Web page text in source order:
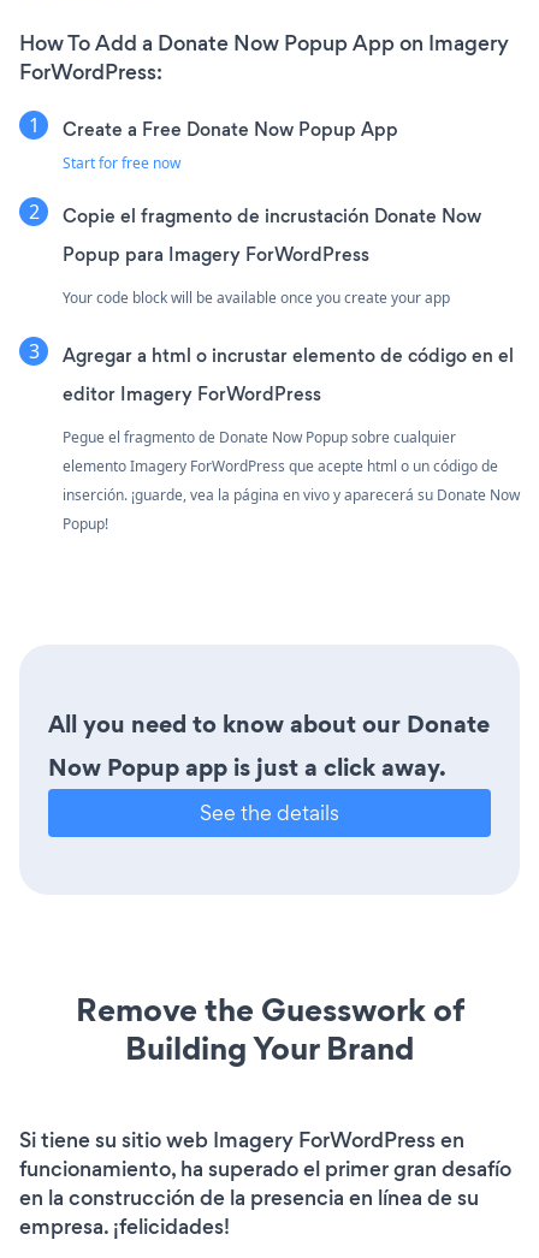
How To Add a Donate Now Popup App on Imagery
ForWordPress:
Create a Free Donate Now Popup App
Start for free now
Copie el fragmento de incrustación Donate Now
Popup para Imagery ForWordPress
Your code block will be available once you create your app
Agregar a html o incrustar elemento de código en el
editor Imagery ForWordPress
Pegue el fragmento de Donate Now Popup sobre cualquier
elemento Imagery ForWordPress que acepte html o un código de
inserción. ¡guarde, vea la página en vivo y aparecerá su Donate Now
Popup!
All you need to know about our Donate
Now Popup app is just a click away.
See the details
Remove the Guesswork of
Building Your Brand
Si tiene su sitio web Imagery ForWordPress en
funcionamiento, ha superado el primer gran desafío
en la construcción de la presencia en línea de su
empresa. ¡felicidades!